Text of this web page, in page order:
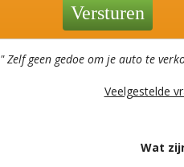
" Zelf geen gedoe om je auto te
Veelgestelde
Wat